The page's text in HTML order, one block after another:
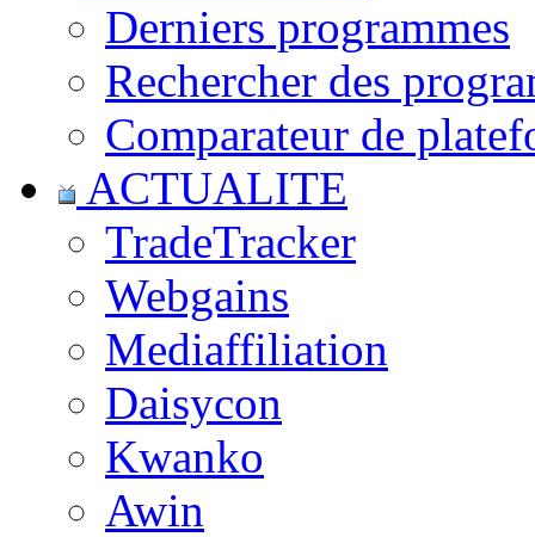
Derniers programmes
Rechercher des
Comparateur de
ACTUALITE
TradeTracker
Webgains
Mediaffiliation
Daisycon
Kwanko
Awin